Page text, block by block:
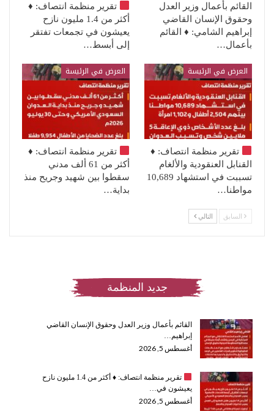
القائم بأعمال وزير العدل
وحقوق الإنسان القاضي
إبراهيم الشامي: ♦️ القائم
بأعمال…
تقرير منظمة انتصاف: ♦️
أكثر من 1.4 مليون نازح
يعيشون في تجمعات تفتقر
إلى أبسط…
العرض في الرئيسة
تقرير منظمة انتصاف: ♦️
القنابل العنقودية والألغام
تسببت في استشهاد 10,689
مواطنا…
العرض في الرئيسة
تقرير منظمة انتصاف: ♦️
أكثر من 61 ألف مدني
سقطوا بين شهيد وجريح منذ
بداية…
السابق التالي
جديد المنظمة
القائم بأعمال وزير العدل وحقوق الإنسان القاضي
إبراهيم…
أغسطس 5, 2026
تقرير منظمة انتصاف: ♦️
أكثر من 1.4 مليون نازح
يعيشون في…
أغسطس 5, 2026